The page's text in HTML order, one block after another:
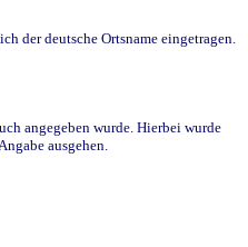
der deutsche Ortsname eingetragen.
angegeben wurde. Hierbei wurde
ausgehen.